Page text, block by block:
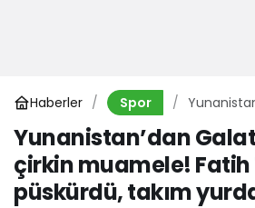
Haberler Spor
ateş
döndü
Yunanistan’dan
çirkin muamele!
püskürdü, takım